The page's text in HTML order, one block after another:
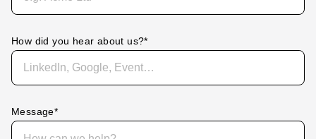
How did you hear about us?*
Message*